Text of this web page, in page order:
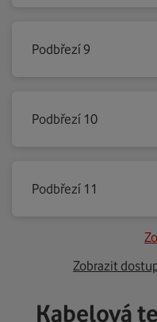
Podbřezí 9
Podbřezí 10
Podbřezí 11
Zobrazit
Kabelová